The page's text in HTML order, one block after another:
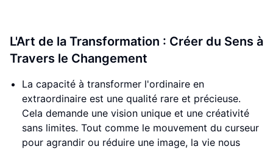
L'Art de la Transformation : Créer du Sens à
Travers le Changement
La capacité à transformer l'ordinaire en
extraordinaire est une qualité rare et précieuse.
Cela demande une vision unique et une créativité
sans limites. Tout comme le mouvement du curseur
pour agrandir ou réduire une image, la vie nous